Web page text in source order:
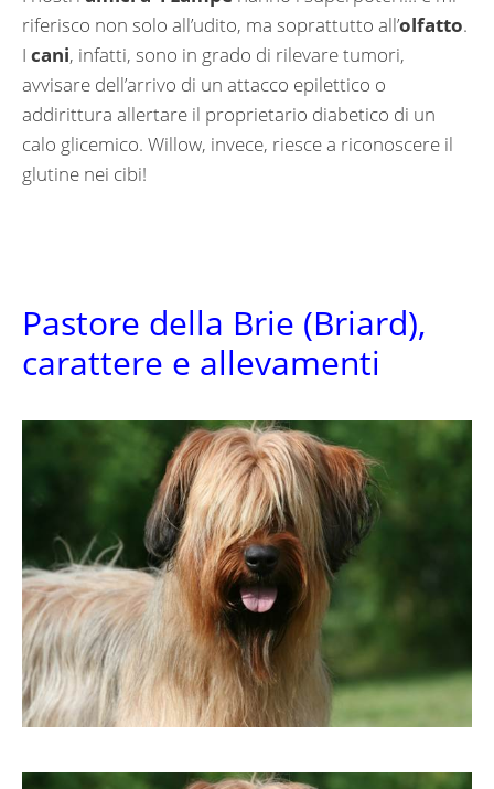
riferisco non solo all’udito, ma soprattutto all’olfatto.
I cani, infatti, sono in grado di rilevare tumori,
avvisare dell’arrivo di un attacco epilettico o
addirittura allertare il proprietario diabetico di un
calo glicemico. Willow, invece, riesce a riconoscere il
glutine nei cibi!
Pastore della Brie (Briard),
carattere e allevamenti